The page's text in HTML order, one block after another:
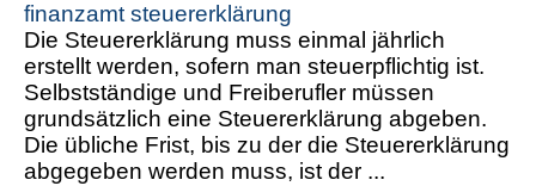
finanzamt steuererklärung
Die Steuererklärung muss einmal jährlich
erstellt werden, sofern man steuerpflichtig ist.
Selbstständige und Freiberufler müssen
grundsätzlich eine Steuererklärung abgeben.
Die übliche Frist, bis zu der die Steuererklärung
abgegeben werden muss, ist der ...